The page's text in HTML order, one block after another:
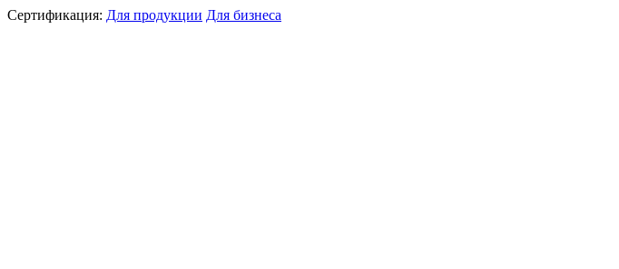
Сертификация: Для продукции Для бизнеса